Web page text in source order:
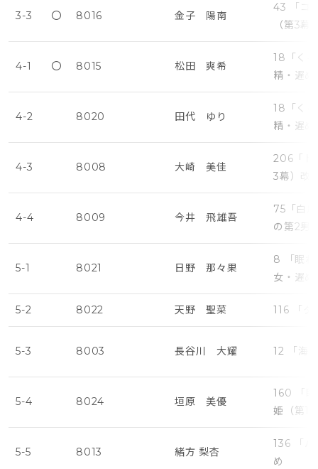
3-3 〇 8016 金子 陽南
43 「コ
（第3幕
4-1 〇 8015 松田 爽希
18「く
精・遅め
4-2 8020 田代 ゆり
18「く
精・遅め
4-3 8008 大崎 美佳
206「ド
3幕）改
4-4 8009 今井 飛雄吾
75「白
の第2男
5-1 8021 日野 那々果
8 「眠れ
女・遅め
5-2 8022 天野 聖菜 116 「タ
5-3 8003 長谷川 大耀 12 「海
5-4 8024 垣原 美優
160 「
姫（第1
5-5 8013 緒方 梨杏
136 「パ
め